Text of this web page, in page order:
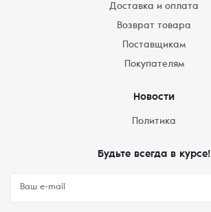
Доставка и оплата
Возврат товара
Поставщикам
Покупателям
Новости
Политика
Будьте всегда в курсе!